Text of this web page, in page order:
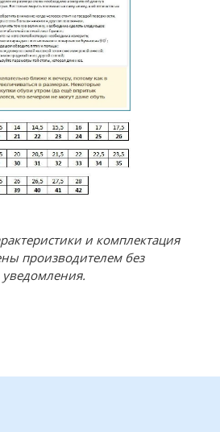
и комплектация
производителем без